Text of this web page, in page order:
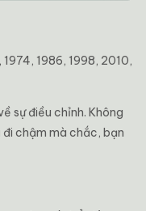
1974, 1986, 1998, 2010,
sự điều chỉnh. Không
đi chậm mà chắc, bạn